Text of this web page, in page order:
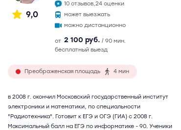
9,0
10 отзывов,24 оценки
может выезжать
можно дистанционно
от 2 100 руб. / 90 мин.
бесплатный выезд
Преображенская площадь 4 мин
в 2008 г. окончил Московский государственный институт
электроники и математики, по специальности
"Радиотехника". Готовит к ЕГЭ и ОГЭ (ГИА) с 2008 г.
Максимальный балл на ЕГЭ по информатике - 90. Ученики